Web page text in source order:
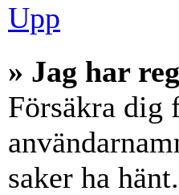
Upp
» Jag har
Försäkra dig
saker ha